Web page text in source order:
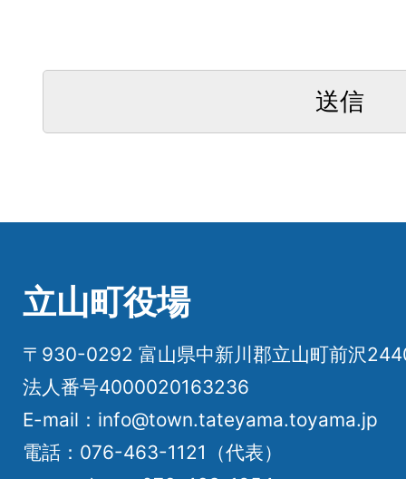
立山町役場
〒930-0292 富山県中新川郡立山町前沢
法人番号4000020163236
E-mail：info@town.tateyama.toyama.jp
電話：076-463-1121（代表）